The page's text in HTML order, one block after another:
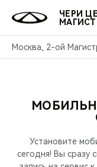
ЧЕРИ
Москва, 2-ой
КРОССОВЕРЫ
КРЕДИТ И
ЗАПЧАСТИ И
О БРЕНДЕ
КРЕДИТ
МЫ В СОЦСЕТЯХ
Установите
сегодня! Вы сразу